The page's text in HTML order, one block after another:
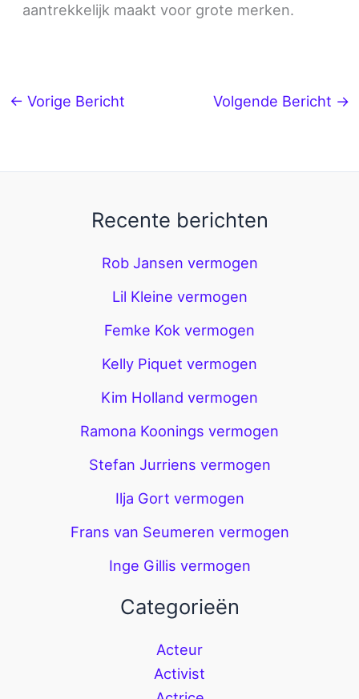
aantrekkelijk maakt voor grote merken.
← Vorige Bericht Volgende Bericht →
Recente berichten
Rob Jansen vermogen
Lil Kleine vermogen
Femke Kok vermogen
Kelly Piquet vermogen
Kim Holland vermogen
Ramona Koonings vermogen
Stefan Jurriens vermogen
Ilja Gort vermogen
Frans van Seumeren vermogen
Inge Gillis vermogen
Categorieën
Acteur
Activist